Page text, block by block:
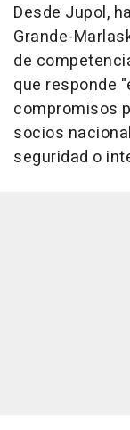
Desde Jupol,
Grande-
de
que responde
compromisos
socios
seguridad o